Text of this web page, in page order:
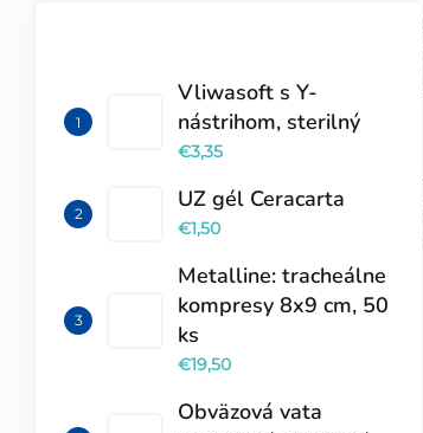
Vliwasoft s Y-
nástrihom, sterilný
€3,35
UZ gél Ceracarta
€1,50
Metalline: tracheálne
kompresy 8x9 cm, 50
ks
€19,50
Obväzová vata